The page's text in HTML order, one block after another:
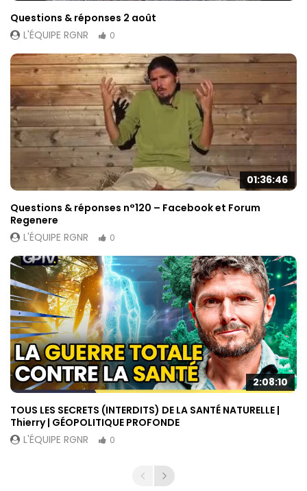
Questions & réponses 2 août
L'ÉQUIPE RGNR
0
01:36:46
Questions & réponses n°120 – Facebook et Forum
Regenere
L'ÉQUIPE RGNR
0
2:08:10
TOUS LES SECRETS (INTERDITS) DE LA SANTÉ NATURELLE |
Thierry | GÉOPOLITIQUE PROFONDE
L'ÉQUIPE RGNR
0